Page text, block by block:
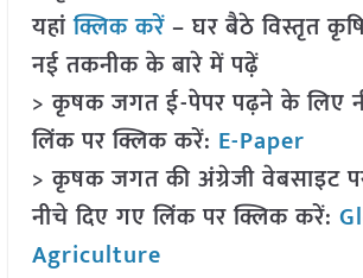
यहांक्लिक करें– घर बैठे विस्तृत
नई तकनीक के बारे में पढ़ें
> कृषक जगत ई-पेपर पढ़ने के लिए
लिंक पर क्लिक करें: E-Paper
> कृषक जगत की अंग्रेजी वेबसाइट
नीचे दिए गए लिंक पर क्लिक करें:
Agriculture